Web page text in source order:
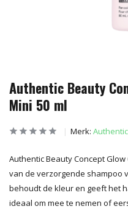
Authentic Beauty
Mini 50 ml
Merk:
Authentic Beauty Concept
van de verzorgende shampoo
behoudt de kleur en geeft het
ideaal om mee te nemen of